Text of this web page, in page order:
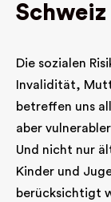
Schweiz
Die sozialen
Invalidität,
betreffen uns
aber
Und nicht nur
Kinder und
berücksichtigt